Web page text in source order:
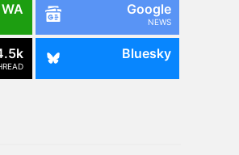
WA Google
NEWS
Bluesky